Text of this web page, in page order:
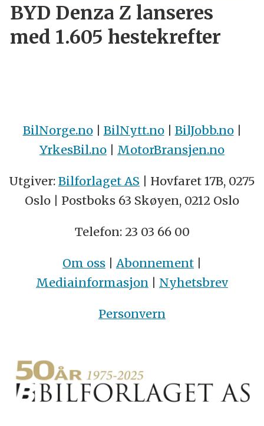
BYD Denza Z lanseres
med 1.605 hestekrefter
BilNorge.no| BilNytt.no| BilJobb.no|
YrkesBil.no | MotorBransjen.no
Utgiver: Bilforlaget AS | Hovfaret 17B, 0275
Oslo | Postboks 63 Skøyen, 0212 Oslo
Telefon: 23 03 66 00
Om oss | Abonnement |
Mediainformasjon | Nyhetsbrev
Personvern